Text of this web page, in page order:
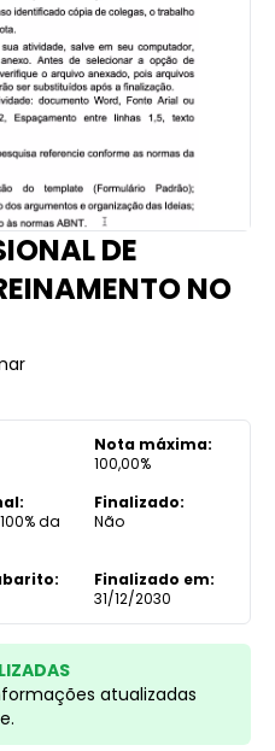
DE
NO
Nota máxima:
100,00%
da
Finalizado:
Não
Finalizado em:
31/12/2030
atualizadas